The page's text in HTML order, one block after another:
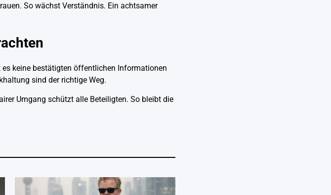
So wächst Verständnis. Ein achtsamer
keine bestätigten öffentlichen Informationen
sind der richtige Weg.
Umgang schützt alle Beteiligten. So bleibt die